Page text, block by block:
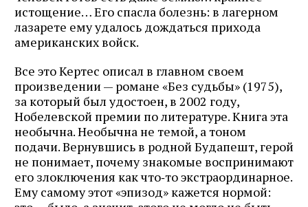
истощение… Его спасла болезнь: в лагерном
лазарете ему удалось дождаться прихода
американских войск.
Все это Кертес описал в главном своем
произведении — романе «Без судьбы» (1975),
за который был удостоен, в 2002 году,
Нобелевской премии по литературе. Книга эта
необычна. Необычна не темой, а тоном
подачи. Вернувшись в родной Будапешт, герой
не понимает, почему знакомые воспринимают
его злоключения как что‑то экстраординарное.
Ему самому этот «эпизод» кажется нормой: